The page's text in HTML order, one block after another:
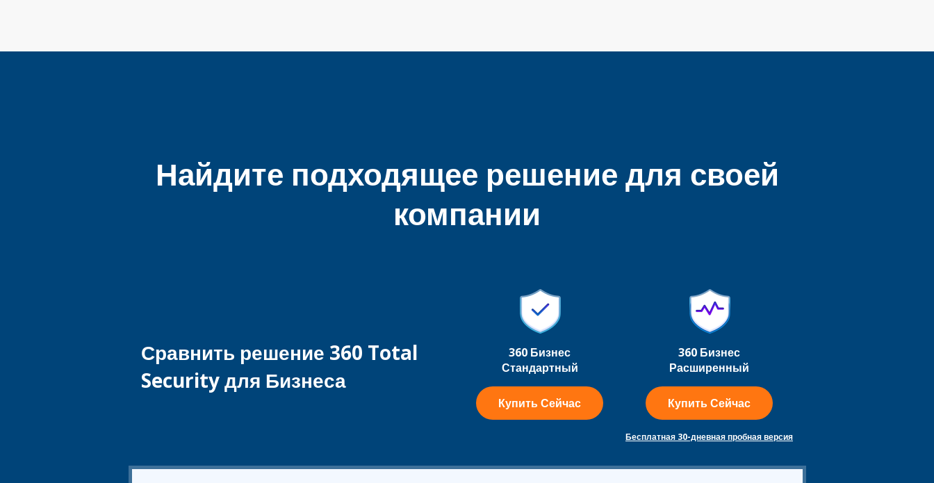
Найдите подходящее решение для своей
компании
Сравнить решение 360 Total
Security для Бизнеса
360 Бизнес
Стандартный
Купить Сейчас
360 Бизнес
Расширенный
Купить Сейчас
Бесплатная 30-дневная пробная версия